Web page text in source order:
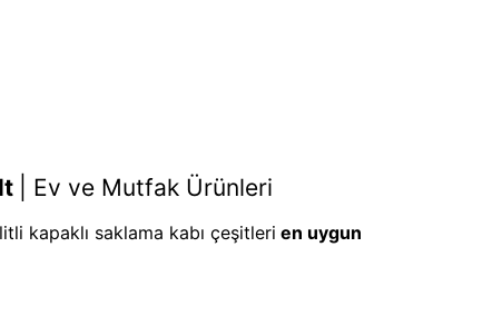
Ev ve Mutfak Ürünleri
kapaklı saklama kabı çeşitleri en uygun